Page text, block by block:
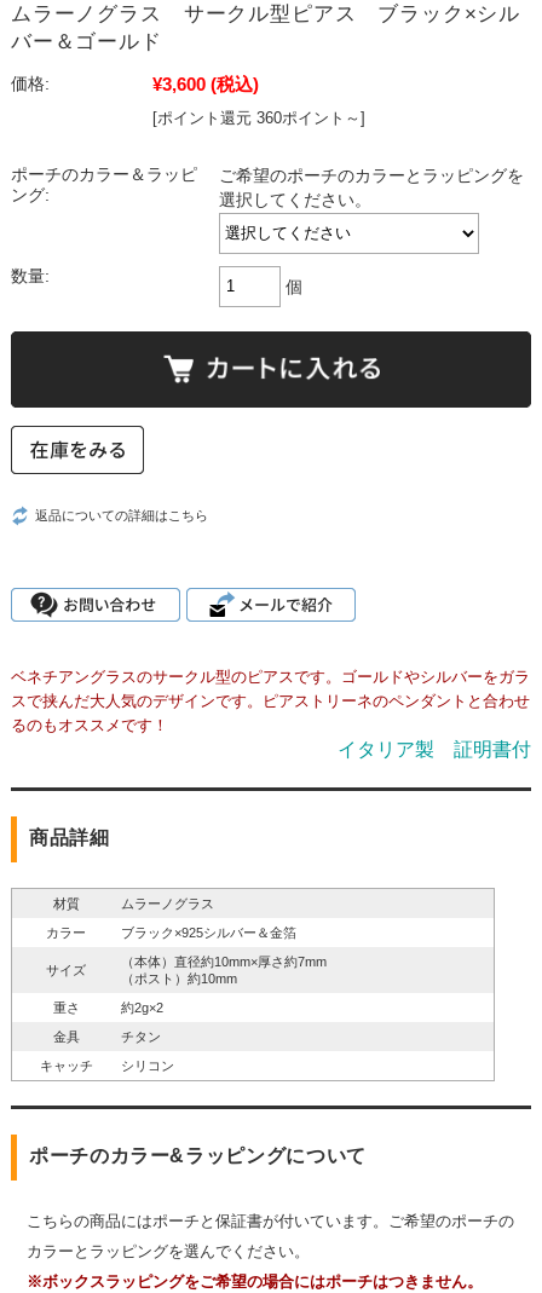
ムラーノグラス サークル型ピアス ブラック×シル
バー＆ゴールド
価格: ¥3,600 (税込)
[ポイント還元 360ポイント～]
ポーチのカラー＆ラッピ
ング:
ご希望のポーチのカラーとラッピングを
選択してください。
数量:
個
返品についての詳細はこちら
ベネチアングラスのサークル型のピアスです。ゴールドやシルバーをガラ
スで挟んだ大人気のデザインです。ピアストリーネのペンダントと合わせ
るのもオススメです！
イタリア製 証明書付
商品詳細
材質
ムラーノグラス
カラー
ブラック×925シルバー＆金箔
サイズ
（本体）直径約10mm×厚さ約7mm
（ポスト）約10mm
重さ
約2g×2
金具
チタン
キャッチ
シリコン
ポーチのカラー&ラッピングについて
こちらの商品にはポーチと保証書が付いています。ご希望のポーチの
カラーとラッピングを選んでください。
※ボックスラッピングをご希望の場合にはポーチはつきません。